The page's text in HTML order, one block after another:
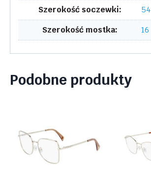
Szerokość soczewki:
54
Szerokość mostka:
16
Podobne produkty